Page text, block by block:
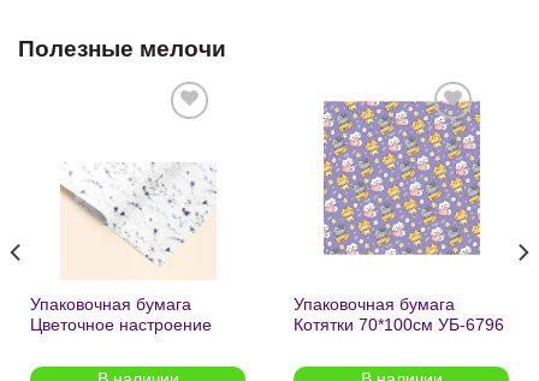
Полезные мелочи
желаний
Упаковочная бумага
Цветочное настроение
2шт/
Добавить
в список
желаний
Упаковочная бумага
Котятки 70*100см УБ-6796